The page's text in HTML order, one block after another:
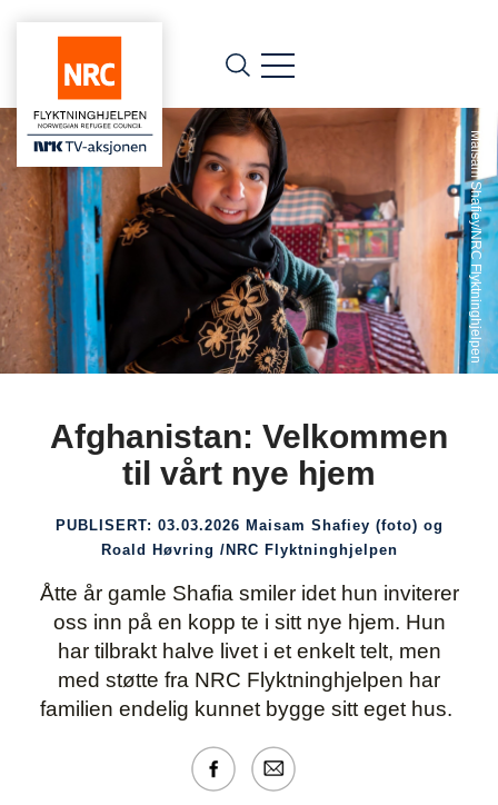
Maisam Shafiey/NRC Flyktninghjelpen
Afghanistan: Velkommen
til vårt nye hjem
PUBLISERT: 03.03.2026 Maisam Shafiey (foto) og
Roald Høvring /NRC Flyktninghjelpen
Åtte år gamle Shafia smiler idet hun inviterer
oss inn på en kopp te i sitt nye hjem. Hun
har tilbrakt halve livet i et enkelt telt, men
med støtte fra NRC Flyktninghjelpen har
familien endelig kunnet bygge sitt eget hus.